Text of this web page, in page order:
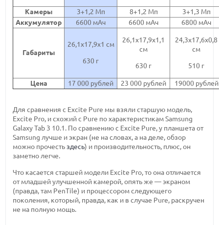
Камеры 3+1,2 Мп 8+1,2 Мп
3+1,3 Мп
Аккумулятор
6600 мАч 6600 мАч 6800 мАч
Габариты
26,1x17,9x1 см
630 г
26,1х17,9х1,1
см
630 г
24,3x17,6x0,8
см
510 г
Цена 17 000 рублей 23 000 рублей 19000 рублей
Для сравнения с Excite Pure мы взяли старшую модель,
Excite Pro, и схожий с Pure по характеристикам Samsung
Galaxy Tab 3 10.1. По сравнению с Excite Pure, у планшета от
Samsung лучше и экран (не на словах, а на деле, обзор
можно прочестьздесь) и производительность, плюс, он
заметно легче.
Что касается старшей модели Excite Pro, то она отличается
от младшей улучшенной камерой, опять же — экраном
(правда, там PenTile) и процессором следующего
поколения, который, правда, как и в случае Pure, раскручен
не на полную мощь.